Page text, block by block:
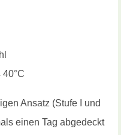
Ansatz (Stufe I und
einen Tag abgedeckt